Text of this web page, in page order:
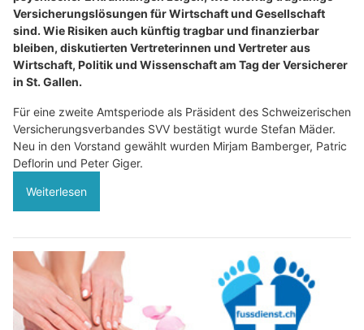
Versicherungslösungen für Wirtschaft und Gesellschaft
sind. Wie Risiken auch künftig tragbar und finanzierbar
bleiben, diskutierten Vertreterinnen und Vertreter aus
Wirtschaft, Politik und Wissenschaft am Tag der Versicherer
in St. Gallen.
Für eine zweite Amtsperiode als Präsident des Schweizerischen
Versicherungsverbandes SVV bestätigt wurde Stefan Mäder.
Neu in den Vorstand gewählt wurden Mirjam Bamberger, Patric
Deflorin und Peter Giger.
Weiterlesen